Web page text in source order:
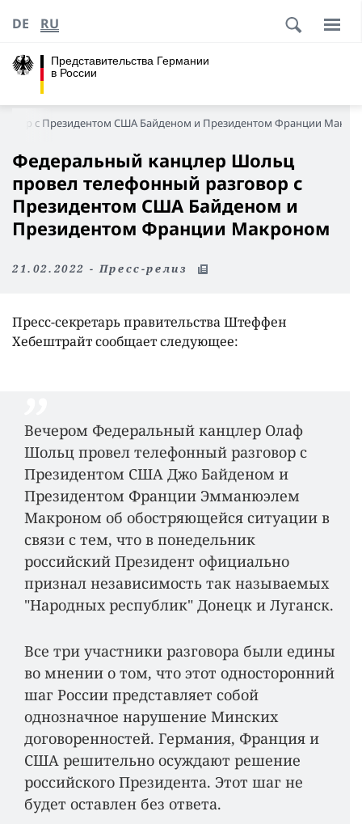
Представительства Германии
в России
DE RU
с Президентом США Байденом и Президентом Франции
Федеральный канцлер Шольц
провел телефонный разговор с
Президентом США Байденом и
Президентом Франции Макроном
21.02.2022 - Пресс-релиз
Пресс-секретарь правительства Штеффен
Хебештрайт сообщает следующее:
Вечером Федеральный канцлер Олаф
Шольц провел телефонный разговор с
Президентом США Джо Байденом и
Президентом Франции Эмманюэлем
Макроном об обостряющейся ситуации в
связи с тем, что в понедельник
российский Президент официально
признал независимость так называемых
"Народных республик" Донецк и Луганск.
Все три участники разговора были едины
во мнении о том, что этот односторонний
шаг России представляет собой
однозначное нарушение Минских
договоренностей. Германия, Франция и
США решительно осуждают решение
российского Президента. Этот шаг не
будет оставлен без ответа.